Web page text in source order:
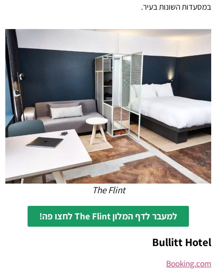
במסעדות השונות בעיר.
The Flint
למעבר לדף המלון The Flint לחצו פה!
Bullitt Hotel
Booking.com